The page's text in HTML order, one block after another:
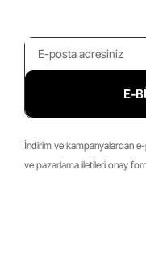
E-
İndirim ve kampanyalardan
ve pazarlama iletileri onay